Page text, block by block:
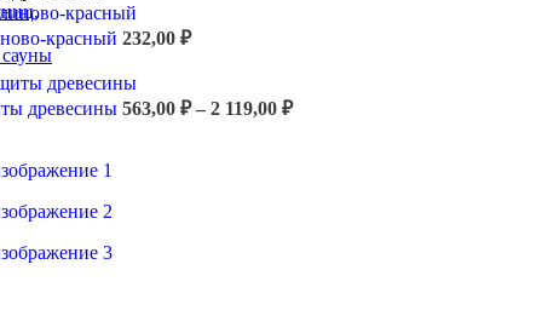
красный 232,00 ₽
древесины 563,00 ₽ – 2 119,00 ₽